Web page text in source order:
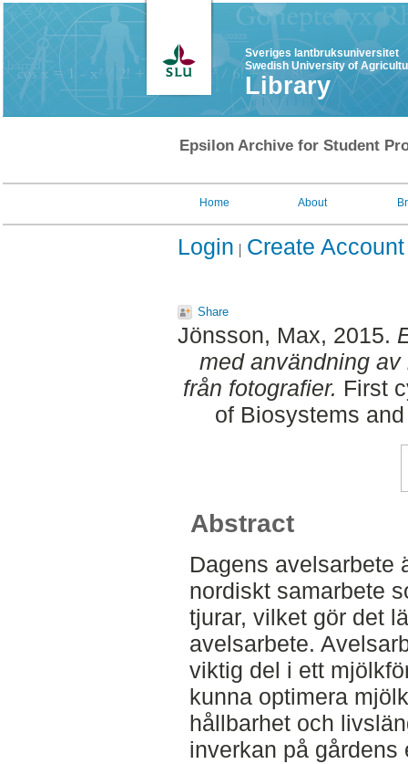
Sveriges lantbruksuniversitet
Swedish University of
Library
Epsilon Archive for Student
Home About
Login Create Account
Share
Jönsson, Max, 2015.
med användning
från fotografier. First
of Biosystems
Abstract
Dagens avelsarbete
nordiskt samarbete
tjurar, vilket gör det
avelsarbete.
viktig del i ett
kunna optimera
hållbarhet och
inverkan på gårdens